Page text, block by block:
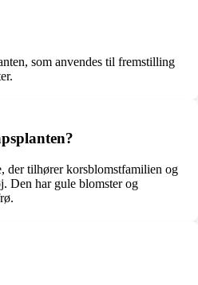
som anvendes til fremstilling
der tilhører korsblomstfamilien og
Den har gule blomster og